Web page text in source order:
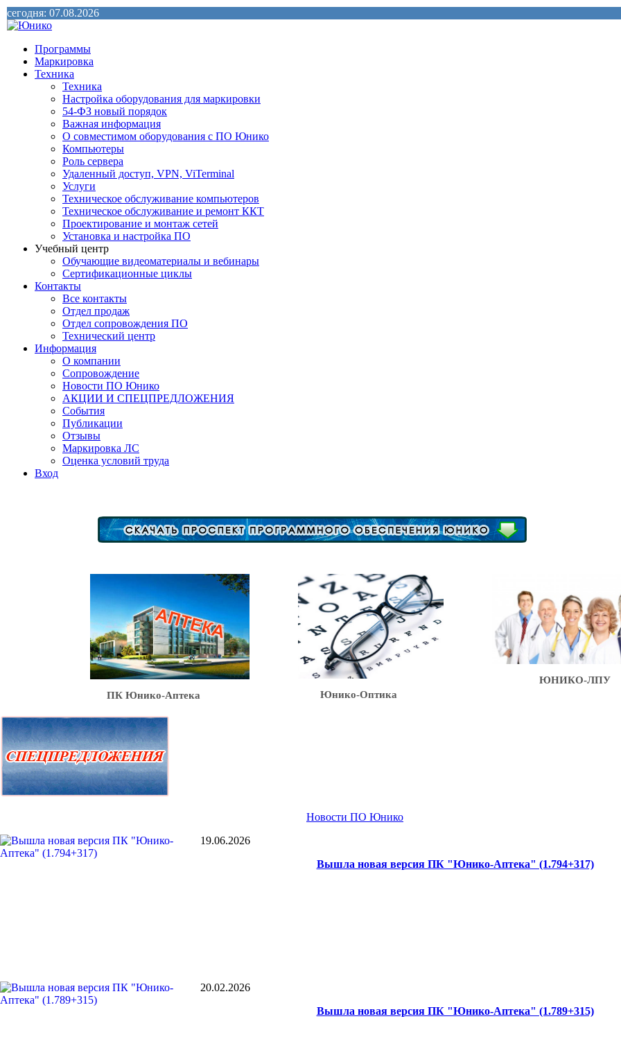
сегодня: 07.08.2026
Программы
Маркировка
Техника
Техника
Настройка оборудования для маркировки
54-ФЗ новый порядок
Важная информация
О совместимом оборудования с ПО Юнико
Компьютеры
Роль сервера
Удаленный доступ, VPN, ViTerminal
Услуги
Техническое обслуживание компьютеров
Техническое обслуживание и ремонт ККТ
Проектирование и монтаж сетей
Установка и настройка ПО
Учебный центр
Обучающие видеоматериалы и вебинары
Сертификационные циклы
Контакты
Все контакты
Отдел продаж
Отдел сопровождения ПО
Технический центр
Информация
О компании
Сопровождение
Новости ПО Юнико
АКЦИИ И СПЕЦПРЕДЛОЖЕНИЯ
События
Публикации
Отзывы
Маркировка ЛС
Оценка условий труда
Вход
ПК Юнико-Аптека Юнико-Оптика
ЮНИКО-ЛПУ
Новости ПО Юнико
19.06.2026
Вышла новая версия ПК "Юнико-Аптека" (1.794+317)
20.02.2026
Вышла новая версия ПК "Юнико-Аптека" (1.789+315)